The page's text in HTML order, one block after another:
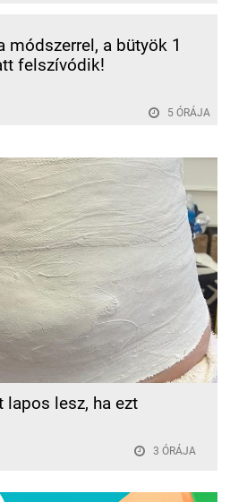
módszerrel, a bütyök 1
felszívódik!
5 ÓRÁJA
lapos lesz, ha ezt
3 ÓRÁJA